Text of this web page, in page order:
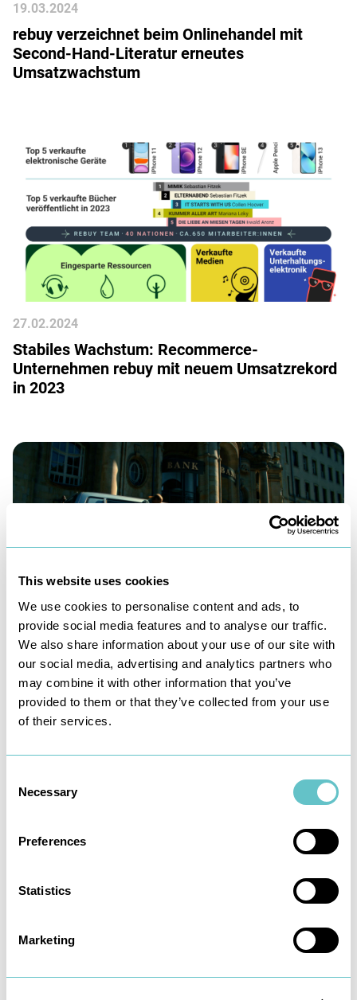
This website uses cookies
We use cookies to personalise content and ads, to
provide social media features and to analyse our traffic.
We also share information about your use of our site with
our social media, advertising and analytics partners who
may combine it with other information that you’ve
provided to them or that they’ve collected from your use
of their services.
Selection
Necessary
Preferences
Statistics
Marketing
19.03.2024
rebuy verzeichnet beim Onlinehandel mit
Second-Hand-Literatur erneutes
Umsatzwachstum
27.02.2024
Stabiles Wachstum: Recommerce-
Unternehmen rebuy mit neuem Umsatzrekord
in 2023
04.10.2023
Recommerce-Pionier rebuy geht mit neuer
Kampagne in den Endspurt für 2023
Deutsche lesen weiterhin am liebsten